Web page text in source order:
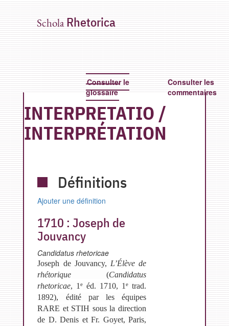
Schola Rhetorica
Consulter le
glossaire
Consulter les
commentaires
INTERPRETATIO /
INTERPRÉTATION
Définitions
Ajouter une définition
1710 : Joseph de
Jouvancy
Candidatus rhetoricae
Joseph de Jouvancy, L’Élève de
rhétorique
(Candidatus
rhetoricae, 1e éd. 1710, 1e
trad.
1892), édité par les équipes
RARE et STIH sous la direction
de D. Denis et Fr. Goyet, Paris,